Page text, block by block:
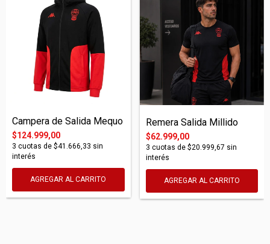
Campera de Salida Mequo
$124.999,00
3 cuotas de $41.666,33 sin
interés
AGREGAR AL CARRITO
Remera Salida Millido
$62.999,00
3 cuotas de $20.999,67 sin
interés
AGREGAR AL CARRITO